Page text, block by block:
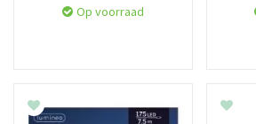
Op voorraad